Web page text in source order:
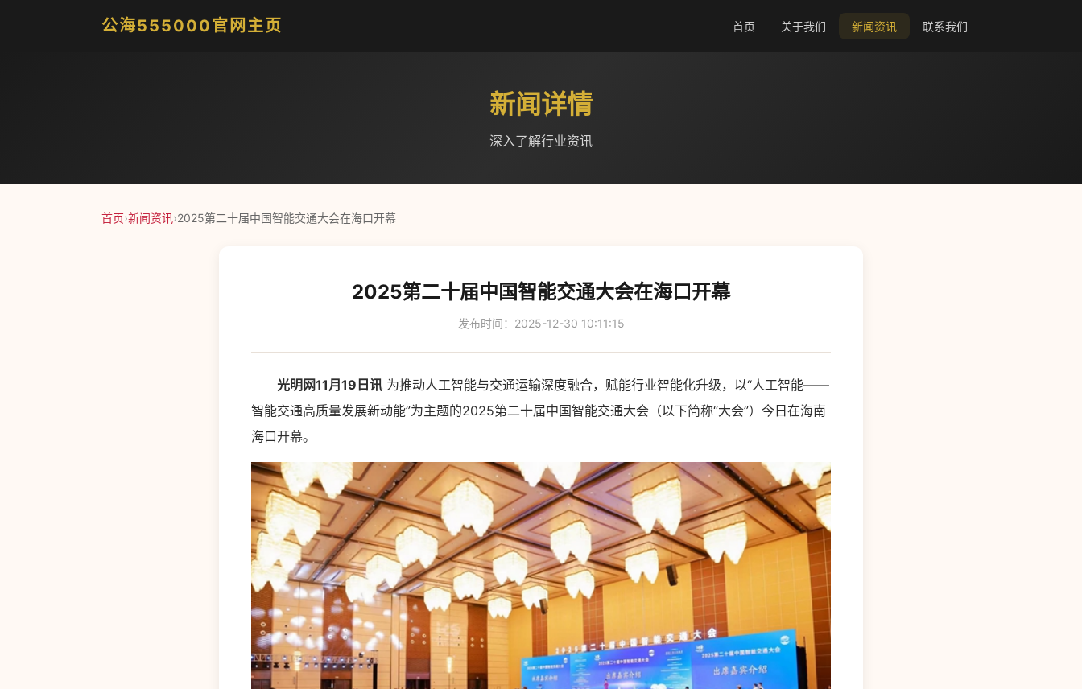
公海555000官网主页 首页 关于我们 新闻资讯 联系我们
新闻详情
深入了解行业资讯
首页›新闻资讯›2025第二十届中国智能交通大会在海口开幕
2025第二十届中国智能交通大会在海口开幕
发布时间：2025-12-30 10:11:15
光明网11月19日讯 为推动人工智能与交通运输深度融合，赋能行业智能化升级，以“人工智能——
智能交通高质量发展新动能”为主题的2025第二十届中国智能交通大会（以下简称“大会”）今日在海南
海口开幕。